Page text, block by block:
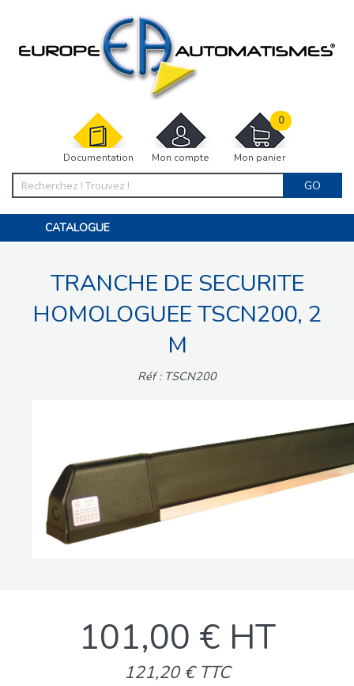
Documentation Mon compte Mon panier
0
GO
CATALOGUE
MOTORISATIONS
ACCESSOIRES ET ELECTRONIQUES
INTERPHONES VISIOPHONES
TRANCHE DE SECURITE
HOMOLOGUEE TSCN200, 2
M
Réf : TSCN200
101,00 € HT
121,20 € TTC